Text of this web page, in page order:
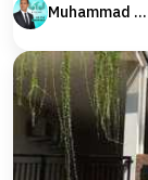
Muhammad Hudi